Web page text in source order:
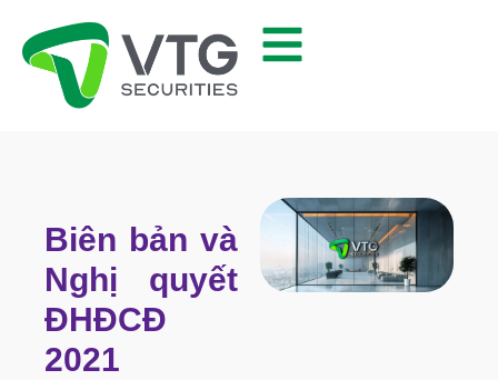
Biên bản và
Nghị quyết
ĐHĐCĐ
2021